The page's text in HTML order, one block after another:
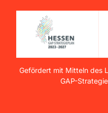
Gefördert mit Mitteln des
GAP-